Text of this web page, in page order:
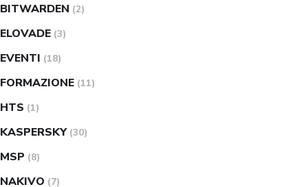
BITWARDEN (2)
ELOVADE (3)
EVENTI (18)
FORMAZIONE (11)
HTS (1)
KASPERSKY (30)
MSP (8)
NAKIVO (7)